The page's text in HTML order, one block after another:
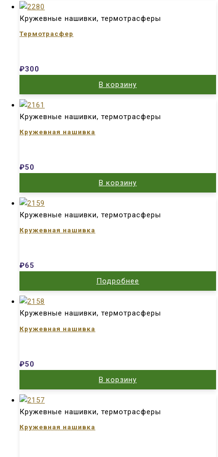
Кружевные нашивки, термотрасферы
Термотрасфер
₽300
В корзину
Кружевные нашивки, термотрасферы
Кружевная нашивка
₽50
В корзину
Кружевные нашивки, термотрасферы
Кружевная нашивка
₽65
Подробнее
Кружевные нашивки, термотрасферы
Кружевная нашивка
₽50
В корзину
Кружевные нашивки, термотрасферы
Кружевная нашивка